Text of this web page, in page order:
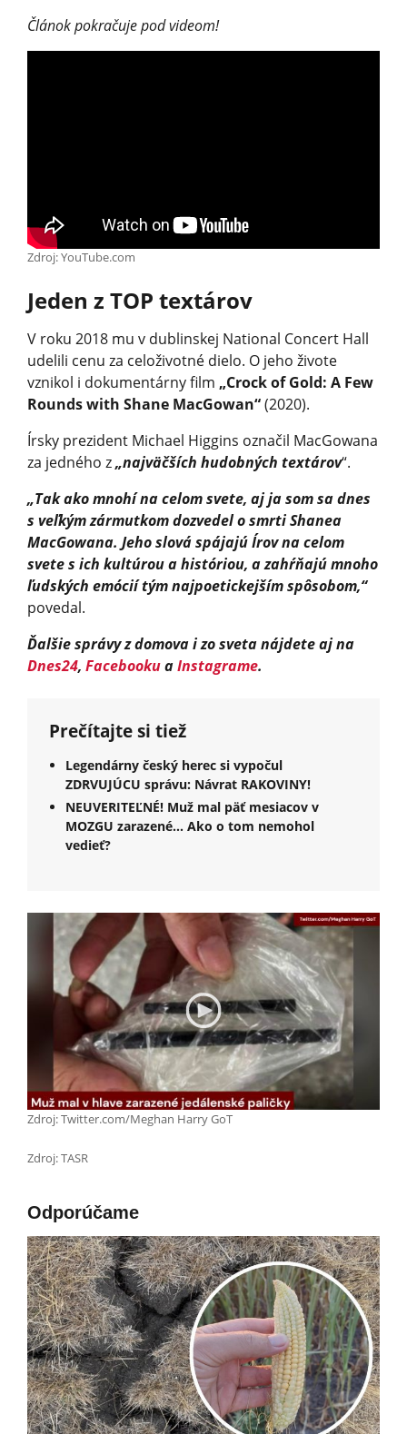
Článok pokračuje pod videom!
Zdroj: YouTube.com
Jeden z TOP textárov
V roku 2018 mu v dublinskej National Concert Hall
udelili cenu za celoživotné dielo. O jeho živote
vznikol i dokumentárny film „Crock of Gold: A Few
Rounds with Shane MacGowan“(2020).
Írsky prezident Michael Higgins označil MacGowana
za jedného z„najväčších hudobných textárov“.
„Tak ako mnohí na celom svete, aj ja som sa dnes
s veľkým zármutkom dozvedel o smrti Shanea
MacGowana. Jeho slová spájajú Írov na celom
svete s ich kultúrou a históriou, a zahŕňajú mnoho
ľudských emócií tým najpoetickejším spôsobom,“
povedal.
Ďalšie správy z domova i zo sveta nájdete aj na
Dnes24, FacebookuaInstagrame.
Prečítajte si tiež
Legendárny český herec si vypočul
ZDRVUJÚCU správu: Návrat RAKOVINY!
NEUVERITEĽNÉ! Muž mal päť mesiacov v
MOZGU zarazené... Ako o tom nemohol
vedieť?
Zdroj: Twitter.com/Meghan Harry GoT
Zdroj: TASR
Odporúčame